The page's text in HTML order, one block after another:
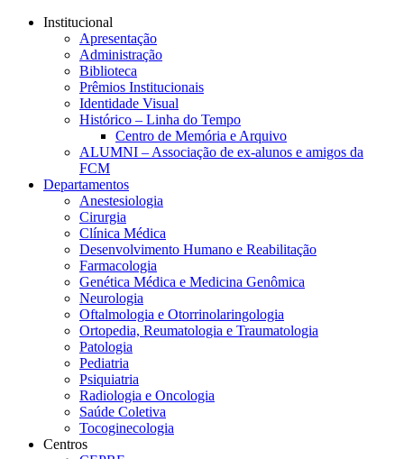
Conteúdo principal
Institucional
Apresentação
Administração
Biblioteca
Prêmios Institucionais
Identidade Visual
Histórico – Linha do Tempo
Centro de Memória e Arquivo
ALUMNI – Associação de ex-alunos e amigos da
FCM
Departamentos
Anestesiologia
Cirurgia
Clínica Médica
Desenvolvimento Humano e Reabilitação
Farmacologia
Genética Médica e Medicina Genômica
Neurologia
Oftalmologia e Otorrinolaringologia
Ortopedia, Reumatologia e Traumatologia
Patologia
Pediatria
Psiquiatria
Radiologia e Oncologia
Saúde Coletiva
Tocoginecologia
Centros